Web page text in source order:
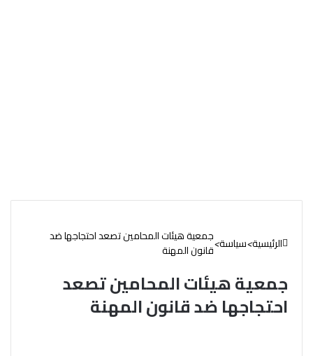
الرئيسية>سياسة>جمعية هيئات المحامين تصعد احتجاجها ضد
قانون المهنة
جمعية هيئات المحامين تصعد
احتجاجها ضد قانون المهنة